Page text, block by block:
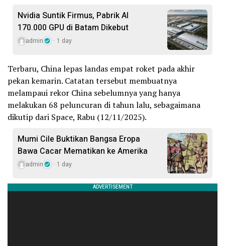
Nvidia Suntik Firmus, Pabrik AI
170.000 GPU di Batam Dikebut
admin 1 day
Terbaru, China lepas landas empat roket pada akhir
pekan kemarin. Catatan tersebut membuatnya
melampaui rekor China sebelumnya yang hanya
melakukan 68 peluncuran di tahun lalu, sebagaimana
dikutip dari Space, Rabu (12/11/2025).
Mumi Cile Buktikan Bangsa Eropa
Bawa Cacar Mematikan ke Amerika
admin 1 day